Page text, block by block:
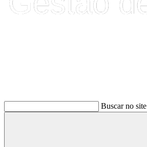
Buscar no site